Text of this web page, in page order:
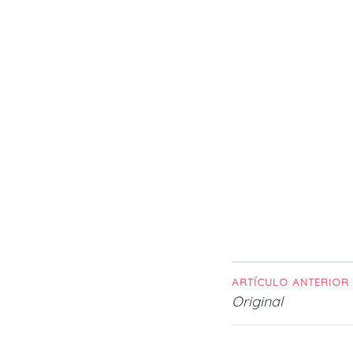
ARTÍCULO ANTERIOR
Original